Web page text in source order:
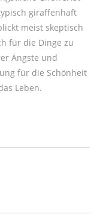
giraffenhaft
meist skeptisch
für die Dinge zu
Ängste und
für die Schönheit
Leben.